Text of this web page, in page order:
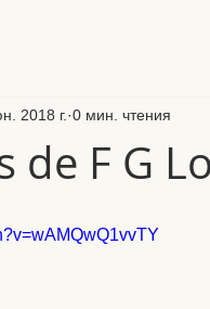
de F G
2018 г. 0 мин. чтения